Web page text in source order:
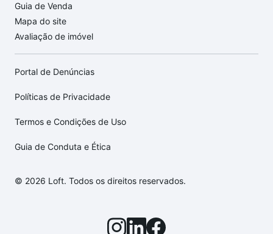
Guia de Venda
Mapa do site
Avaliação de imóvel
Portal de Denúncias
Políticas de Privacidade
Termos e Condições de Uso
Guia de Conduta e Ética
© 2026 Loft. Todos os direitos reservados.